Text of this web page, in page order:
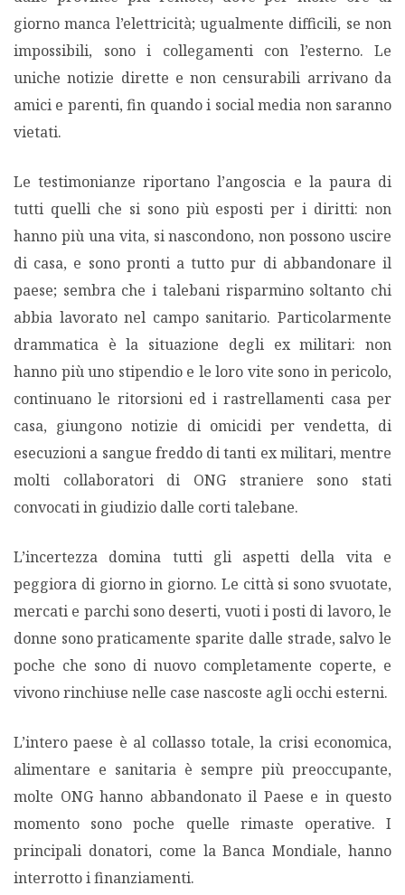
giorno manca l’elettricità; ugualmente difficili, se non
impossibili, sono i collegamenti con l’esterno. Le
uniche notizie dirette e non censurabili arrivano da
amici e parenti, fin quando i social media non saranno
vietati.
Le testimonianze riportano l’angoscia e la paura di
tutti quelli che si sono più esposti per i diritti: non
hanno più una vita, si nascondono, non possono uscire
di casa, e sono pronti a tutto pur di abbandonare il
paese; sembra che i talebani risparmino soltanto chi
abbia lavorato nel campo sanitario. Particolarmente
drammatica è la situazione degli ex militari: non
hanno più uno stipendio e le loro vite sono in pericolo,
continuano le ritorsioni ed i rastrellamenti casa per
casa, giungono notizie di omicidi per vendetta, di
esecuzioni a sangue freddo di tanti ex militari, mentre
molti collaboratori di ONG straniere sono stati
convocati in giudizio dalle corti talebane.
L’incertezza domina tutti gli aspetti della vita e
peggiora di giorno in giorno. Le città si sono svuotate,
mercati e parchi sono deserti, vuoti i posti di lavoro, le
donne sono praticamente sparite dalle strade, salvo le
poche che sono di nuovo completamente coperte, e
vivono rinchiuse nelle case nascoste agli occhi esterni.
L’intero paese è al collasso totale, la crisi economica,
alimentare e sanitaria è sempre più preoccupante,
molte ONG hanno abbandonato il Paese e in questo
momento sono poche quelle rimaste operative. I
principali donatori, come la Banca Mondiale, hanno
interrotto i finanziamenti.